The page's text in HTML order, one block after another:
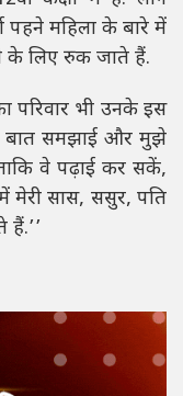
पहने महिला के बारे में
लिए रुक जाते हैं.
परिवार भी उनके इस
बात समझाई और मुझे
वे पढ़ाई कर सकें,
मेरी सास, ससुर, पति